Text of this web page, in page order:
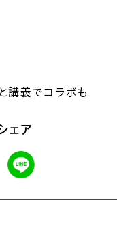
講義でコラボも
ェア